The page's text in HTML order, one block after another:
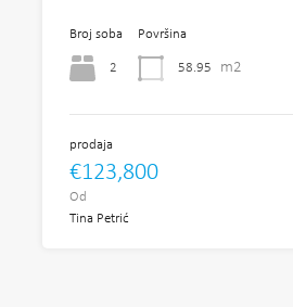
Broj soba
2
Površina
58.95 m2
prodaja
€123,800
Od
Tina Petrić